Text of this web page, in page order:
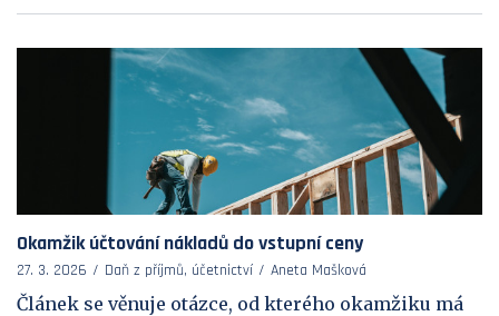
Okamžik účtování nákladů do vstupní ceny
27. 3. 2026 Daň z příjmů, účetnictví Aneta Mašková
Článek se věnuje otázce, od kterého okamžiku má